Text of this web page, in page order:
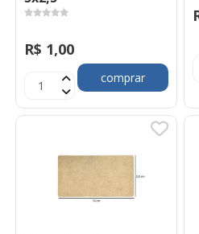
R$ 1,00
comprar